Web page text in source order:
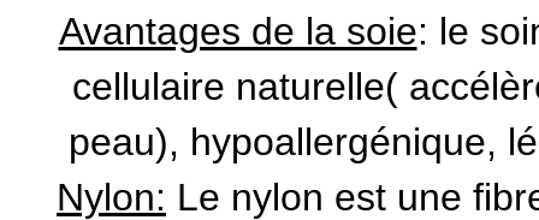
Avantages de la soie: le
cellulaire naturelle(
peau), hypoallergénique,
Nylon: Le nylon est une